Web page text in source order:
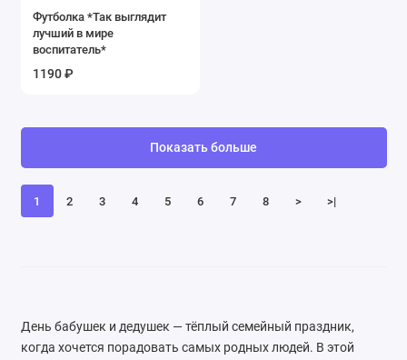
Футболка *Так выглядит
лучший в мире
воспитатель*
1190 ₽
1 2 3 4 5 6 7 8 > >|
Показать больше
День бабушек и дедушек — тёплый семейный праздник,
когда хочется порадовать самых родных людей. В этой